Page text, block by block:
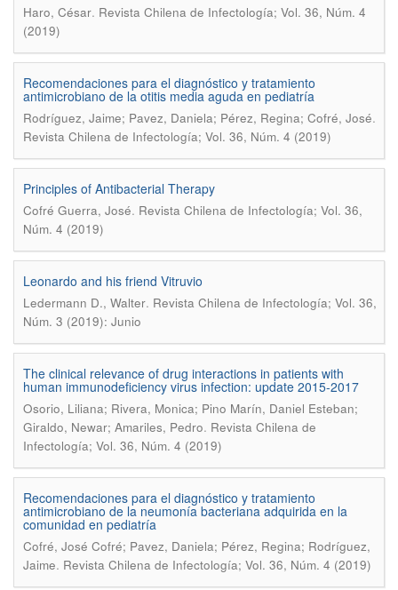
Haro, César. Revista Chilena de Infectología; Vol. 36, Núm. 4
(2019)
Recomendaciones para el diagnóstico y tratamiento
antimicrobiano de la otitis media aguda en pediatría
Rodríguez, Jaime; Pavez, Daniela; Pérez, Regina; Cofré, José.
Revista Chilena de Infectología; Vol. 36, Núm. 4 (2019)
Principles of Antibacterial Therapy
Cofré Guerra, José. Revista Chilena de Infectología; Vol. 36,
Núm. 4 (2019)
Leonardo and his friend Vitruvio
Ledermann D., Walter. Revista Chilena de Infectología; Vol. 36,
Núm. 3 (2019): Junio
The clinical relevance of drug interactions in patients with
human immunodeficiency virus infection: update 2015-2017
Osorio, Liliana; Rivera, Monica; Pino Marín, Daniel Esteban;
Giraldo, Newar; Amariles, Pedro. Revista Chilena de
Infectología; Vol. 36, Núm. 4 (2019)
Recomendaciones para el diagnóstico y tratamiento
antimicrobiano de la neumonía bacteriana adquirida en la
comunidad en pediatría
Cofré, José Cofré; Pavez, Daniela; Pérez, Regina; Rodríguez,
Jaime. Revista Chilena de Infectología; Vol. 36, Núm. 4 (2019)